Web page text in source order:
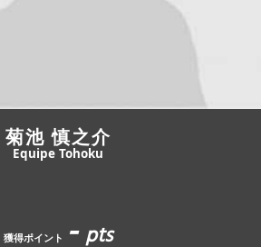
SERIESとは
菊池 慎之介
Equipe Tohoku
獲得ポイント -pts